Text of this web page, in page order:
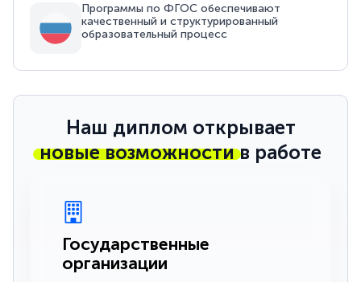
Программы по ФГОС обеспечивают
качественный и структурированный
образовательный процесс
Наш диплом открывает
новые возможностив работе
Государственные
организации